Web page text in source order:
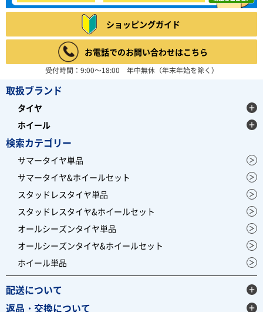
ショッピングガイド
お電話でのお問い合わせはこちら
受付時間：9:00～18:00 年中無休（年末年始を除く）
取扱ブランド
タイヤ
ホイール
検索カテゴリー
サマータイヤ単品
サマータイヤ&ホイールセット
スタッドレスタイヤ単品
スタッドレスタイヤ&ホイールセット
オールシーズンタイヤ単品
オールシーズンタイヤ&ホイールセット
ホイール単品
配送について
返品・交換について